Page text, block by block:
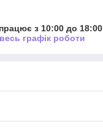
з 10:00 до 18:00
графік роботи